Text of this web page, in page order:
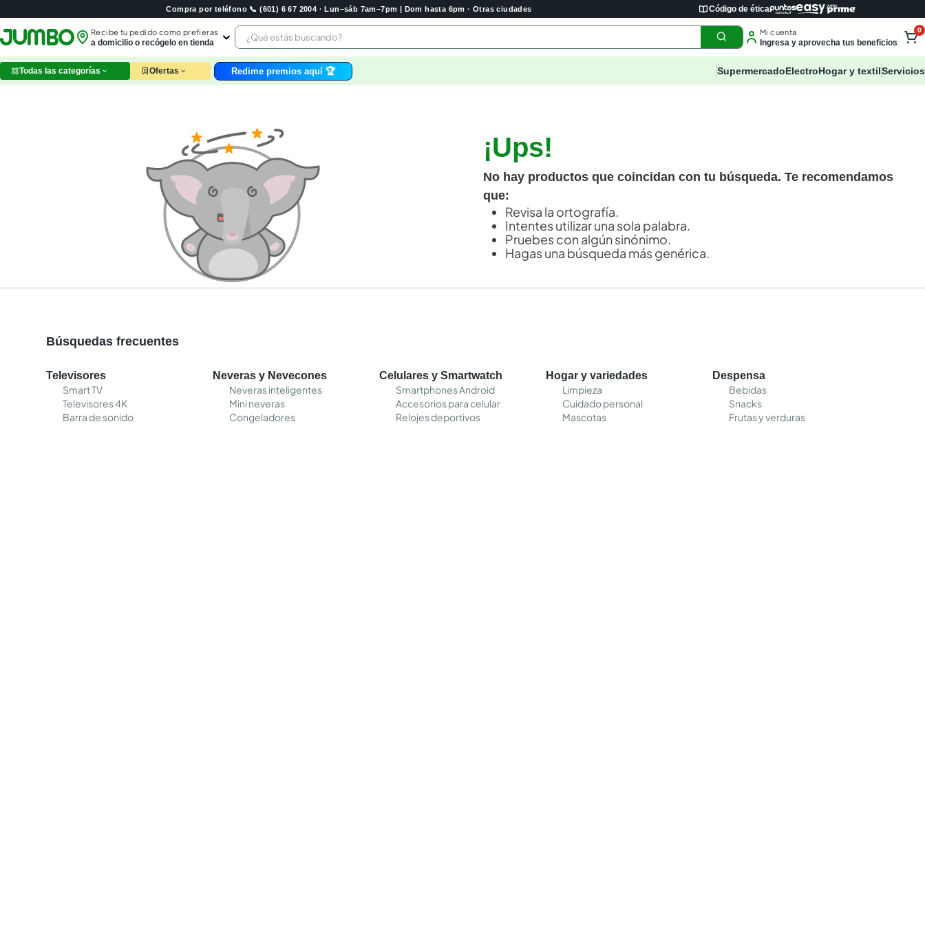
Compra por teléfono 📞 (601) 6 67 2004 · Lun–sáb 7am–7pm | Dom hasta 6pm · Otras ciudades Código de ética
Recibe tu pedido como prefieras
a domicilio o recógelo en tienda
¿Qué estás buscando? Mi cuenta
Ingresa y aprovecha tus beneficios
0
Todas las categorías Ofertas Redime premios aquí 🏆 SupermercadoElectroHogar y textilServicios
¡Ups!
No hay productos que coincidan con tu búsqueda. Te recomendamos
que:
Revisa la ortografía.
Intentes utilizar una sola palabra.
Pruebes con algún sinónimo.
Hagas una búsqueda más genérica.
Búsquedas frecuentes
Televisores
Smart TV
Televisores 4K
Barra de sonido
Neveras y Nevecones
Neveras inteligentes
Mini neveras
Congeladores
Celulares y Smartwatch
Smartphones Android
Accesorios para celular
Relojes deportivos
Hogar y variedades
Limpieza
Cuidado personal
Mascotas
Despensa
Bebidas
Snacks
Frutas y verduras
leche
aceite
queso
nutribela
pollo
cafe